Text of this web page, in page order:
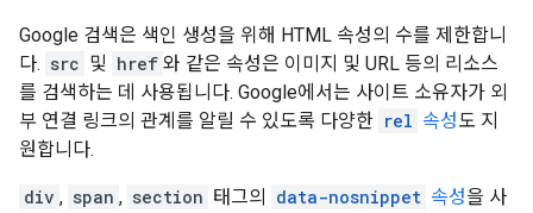
Google 검색은 색인 생성을 위해 HTML 속성의 수를 제한합니
다. src 및 href 와 같은 속성은 이미지 및 URL 등의 리소스
를 검색하는 데 사용됩니다. Google에서는 사이트 소유자가 외
부 연결 링크의 관계를 알릴 수 있도록 다양한 rel 속성도 지
원합니다.
div , span , section 태그의 data-nosnippet 속성을 사